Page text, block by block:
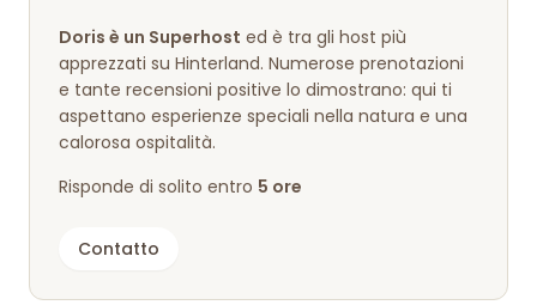
Doris è un Superhost ed è tra gli host più
apprezzati su Hinterland. Numerose prenotazioni
e tante recensioni positive lo dimostrano: qui ti
aspettano esperienze speciali nella natura e una
calorosa ospitalità.
Risponde di solito entro 5 ore
Contatto